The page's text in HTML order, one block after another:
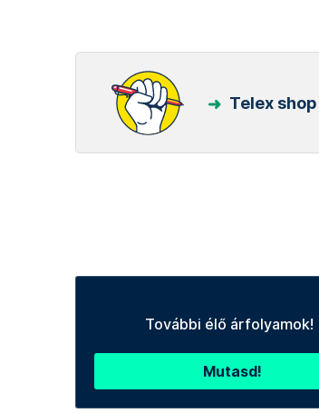
Telex shop
További élő árfolyamok!
Mutasd!